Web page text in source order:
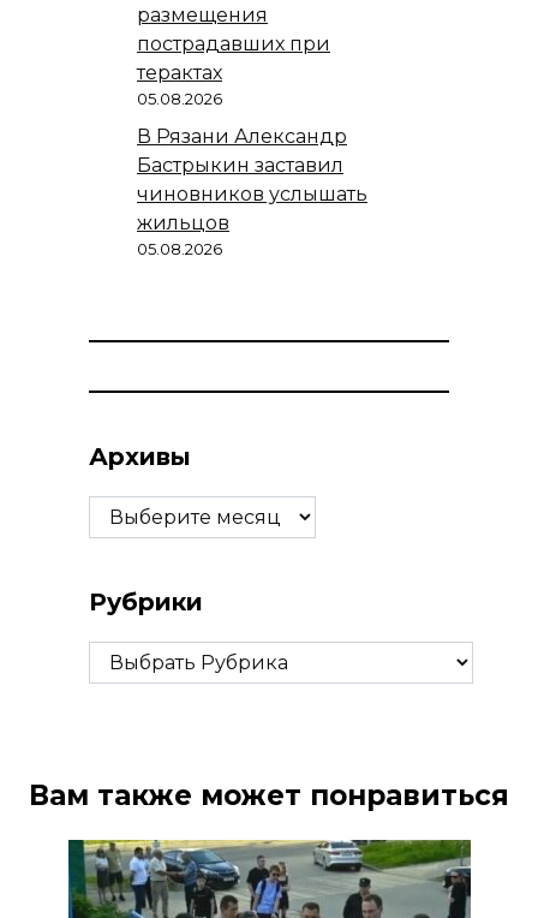
размещения
пострадавших при
терактах
05.08.2026
В Рязани Александр
Бастрыкин заставил
чиновников услышать
жильцов
05.08.2026
Архивы
Архивы
Рубрики
Рубрики
Вам также может понравиться